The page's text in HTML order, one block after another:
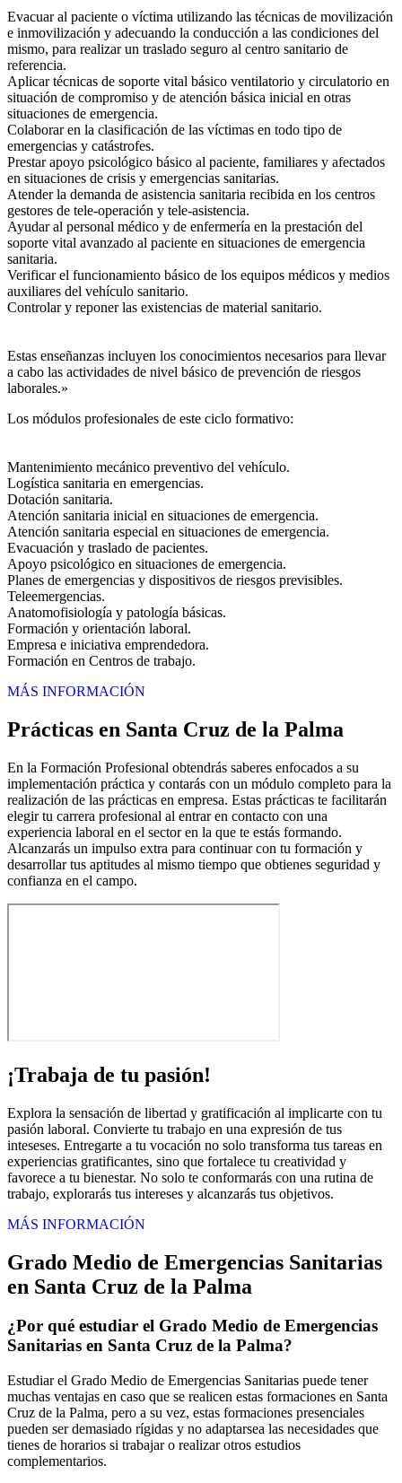
Evacuar al paciente o víctima utilizando las técnicas de movilización
e inmovilización y adecuando la conducción a las condiciones del
mismo, para realizar un traslado seguro al centro sanitario de
referencia.
Aplicar técnicas de soporte vital básico ventilatorio y circulatorio en
situación de compromiso y de atención básica inicial en otras
situaciones de emergencia.
Colaborar en la clasificación de las víctimas en todo tipo de
emergencias y catástrofes.
Prestar apoyo psicológico básico al paciente, familiares y afectados
en situaciones de crisis y emergencias sanitarias.
Atender la demanda de asistencia sanitaria recibida en los centros
gestores de tele-operación y tele-asistencia.
Ayudar al personal médico y de enfermería en la prestación del
soporte vital avanzado al paciente en situaciones de emergencia
sanitaria.
Verificar el funcionamiento básico de los equipos médicos y medios
auxiliares del vehículo sanitario.
Controlar y reponer las existencias de material sanitario.
Estas enseñanzas incluyen los conocimientos necesarios para llevar
a cabo las actividades de nivel básico de prevención de riesgos
laborales.»
Los módulos profesionales de este ciclo formativo:
Mantenimiento mecánico preventivo del vehículo.
Logística sanitaria en emergencias.
Dotación sanitaria.
Atención sanitaria inicial en situaciones de emergencia.
Atención sanitaria especial en situaciones de emergencia.
Evacuación y traslado de pacientes.
Apoyo psicológico en situaciones de emergencia.
Planes de emergencias y dispositivos de riesgos previsibles.
Teleemergencias.
Anatomofisiología y patología básicas.
Formación y orientación laboral.
Empresa e iniciativa emprendedora.
Formación en Centros de trabajo.
MÁS INFORMACIÓN
Prácticas en Santa Cruz de la Palma
En la Formación Profesional obtendrás saberes enfocados a su
implementación práctica y contarás con un módulo completo para la
realización de las prácticas en empresa. Estas prácticas te facilitarán
elegir tu carrera profesional al entrar en contacto con una
experiencia laboral en el sector en la que te estás formando.
Alcanzarás un impulso extra para continuar con tu formación y
desarrollar tus aptitudes al mismo tiempo que obtienes seguridad y
confianza en el campo.
¡Trabaja de tu pasión!
Explora la sensación de libertad y gratificación al implicarte con tu
pasión laboral. Convierte tu trabajo en una expresión de tus
inteseses. Entregarte a tu vocación no solo transforma tus tareas en
experiencias gratificantes, sino que fortalece tu creatividad y
favorece a tu bienestar. No solo te conformarás con una rutina de
trabajo, explorarás tus intereses y alcanzarás tus objetivos.
MÁS INFORMACIÓN
Grado Medio de Emergencias Sanitarias
en Santa Cruz de la Palma
¿Por qué estudiar el Grado Medio de Emergencias
Sanitarias en Santa Cruz de la Palma?
Estudiar el Grado Medio de Emergencias Sanitarias puede tener
muchas ventajas en caso que se realicen estas formaciones en Santa
Cruz de la Palma, pero a su vez, estas formaciones presenciales
pueden ser demasiado rígidas y no adaptarsea las necesidades que
tienes de horarios si trabajar o realizar otros estudios
complementarios.